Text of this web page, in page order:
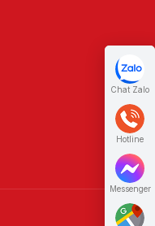
Chat Zalo
Hotline
Messenger